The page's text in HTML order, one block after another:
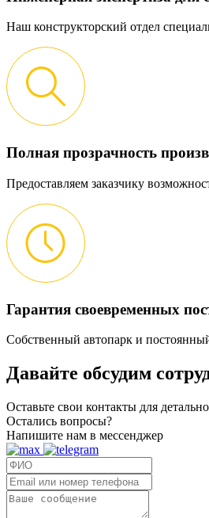
Наш конструкторский отдел
Полная прозрачность
Предоставляем заказчику
Гарантия своевременных
Собственный автопарк и
Давайте обсудим
Оставьте свои контакты для
Остались вопросы?
Напишите нам в мессенджер